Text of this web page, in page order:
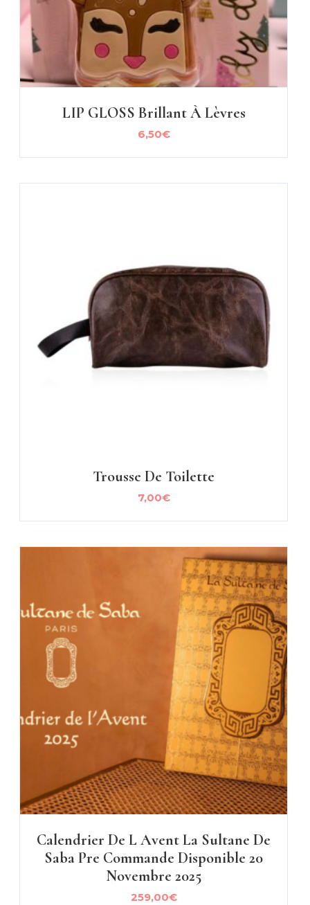
LIP GLOSS Brillant À Lèvres
6,50€
Trousse De Toilette
7,00€
Calendrier De L Avent La Sultane De
Saba Pre Commande Disponible 20
Novembre 2025
259,00€